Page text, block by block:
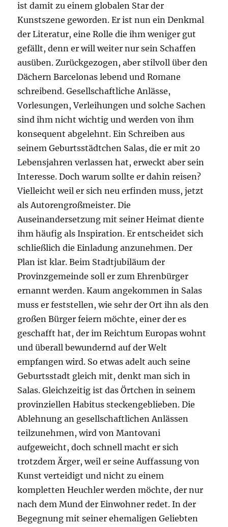
ist damit zu einem globalen Star der
Kunstszene geworden. Er ist nun ein Denkmal
der Literatur, eine Rolle die ihm weniger gut
gefällt, denn er will weiter nur sein Schaffen
ausüben. Zurückgezogen, aber stilvoll über den
Dächern Barcelonas lebend und Romane
schreibend. Gesellschaftliche Anlässe,
Vorlesungen, Verleihungen und solche Sachen
sind ihm nicht wichtig und werden von ihm
konsequent abgelehnt. Ein Schreiben aus
seinem Geburtsstädtchen Salas, die er mit 20
Lebensjahren verlassen hat, erweckt aber sein
Interesse. Doch warum sollte er dahin reisen?
Vielleicht weil er sich neu erfinden muss, jetzt
als Autorengroßmeister. Die
Auseinandersetzung mit seiner Heimat diente
ihm häufig als Inspiration. Er entscheidet sich
schließlich die Einladung anzunehmen. Der
Plan ist klar. Beim Stadtjubiläum der
Provinzgemeinde soll er zum Ehrenbürger
ernannt werden. Kaum angekommen in Salas
muss er feststellen, wie sehr der Ort ihn als den
großen Bürger feiern möchte, einer der es
geschafft hat, der im Reichtum Europas wohnt
und überall bewundernd auf der Welt
empfangen wird. So etwas adelt auch seine
Geburtsstadt gleich mit, denkt man sich in
Salas. Gleichzeitig ist das Örtchen in seinem
provinziellen Habitus steckengeblieben. Die
Ablehnung an gesellschaftlichen Anlässen
teilzunehmen, wird von Mantovani
aufgeweicht, doch schnell macht er sich
trotzdem Ärger, weil er seine Auffassung von
Kunst verteidigt und nicht zu einem
kompletten Heuchler werden möchte, der nur
nach dem Mund der Einwohner redet. In der
Begegnung mit seiner ehemaligen Geliebten